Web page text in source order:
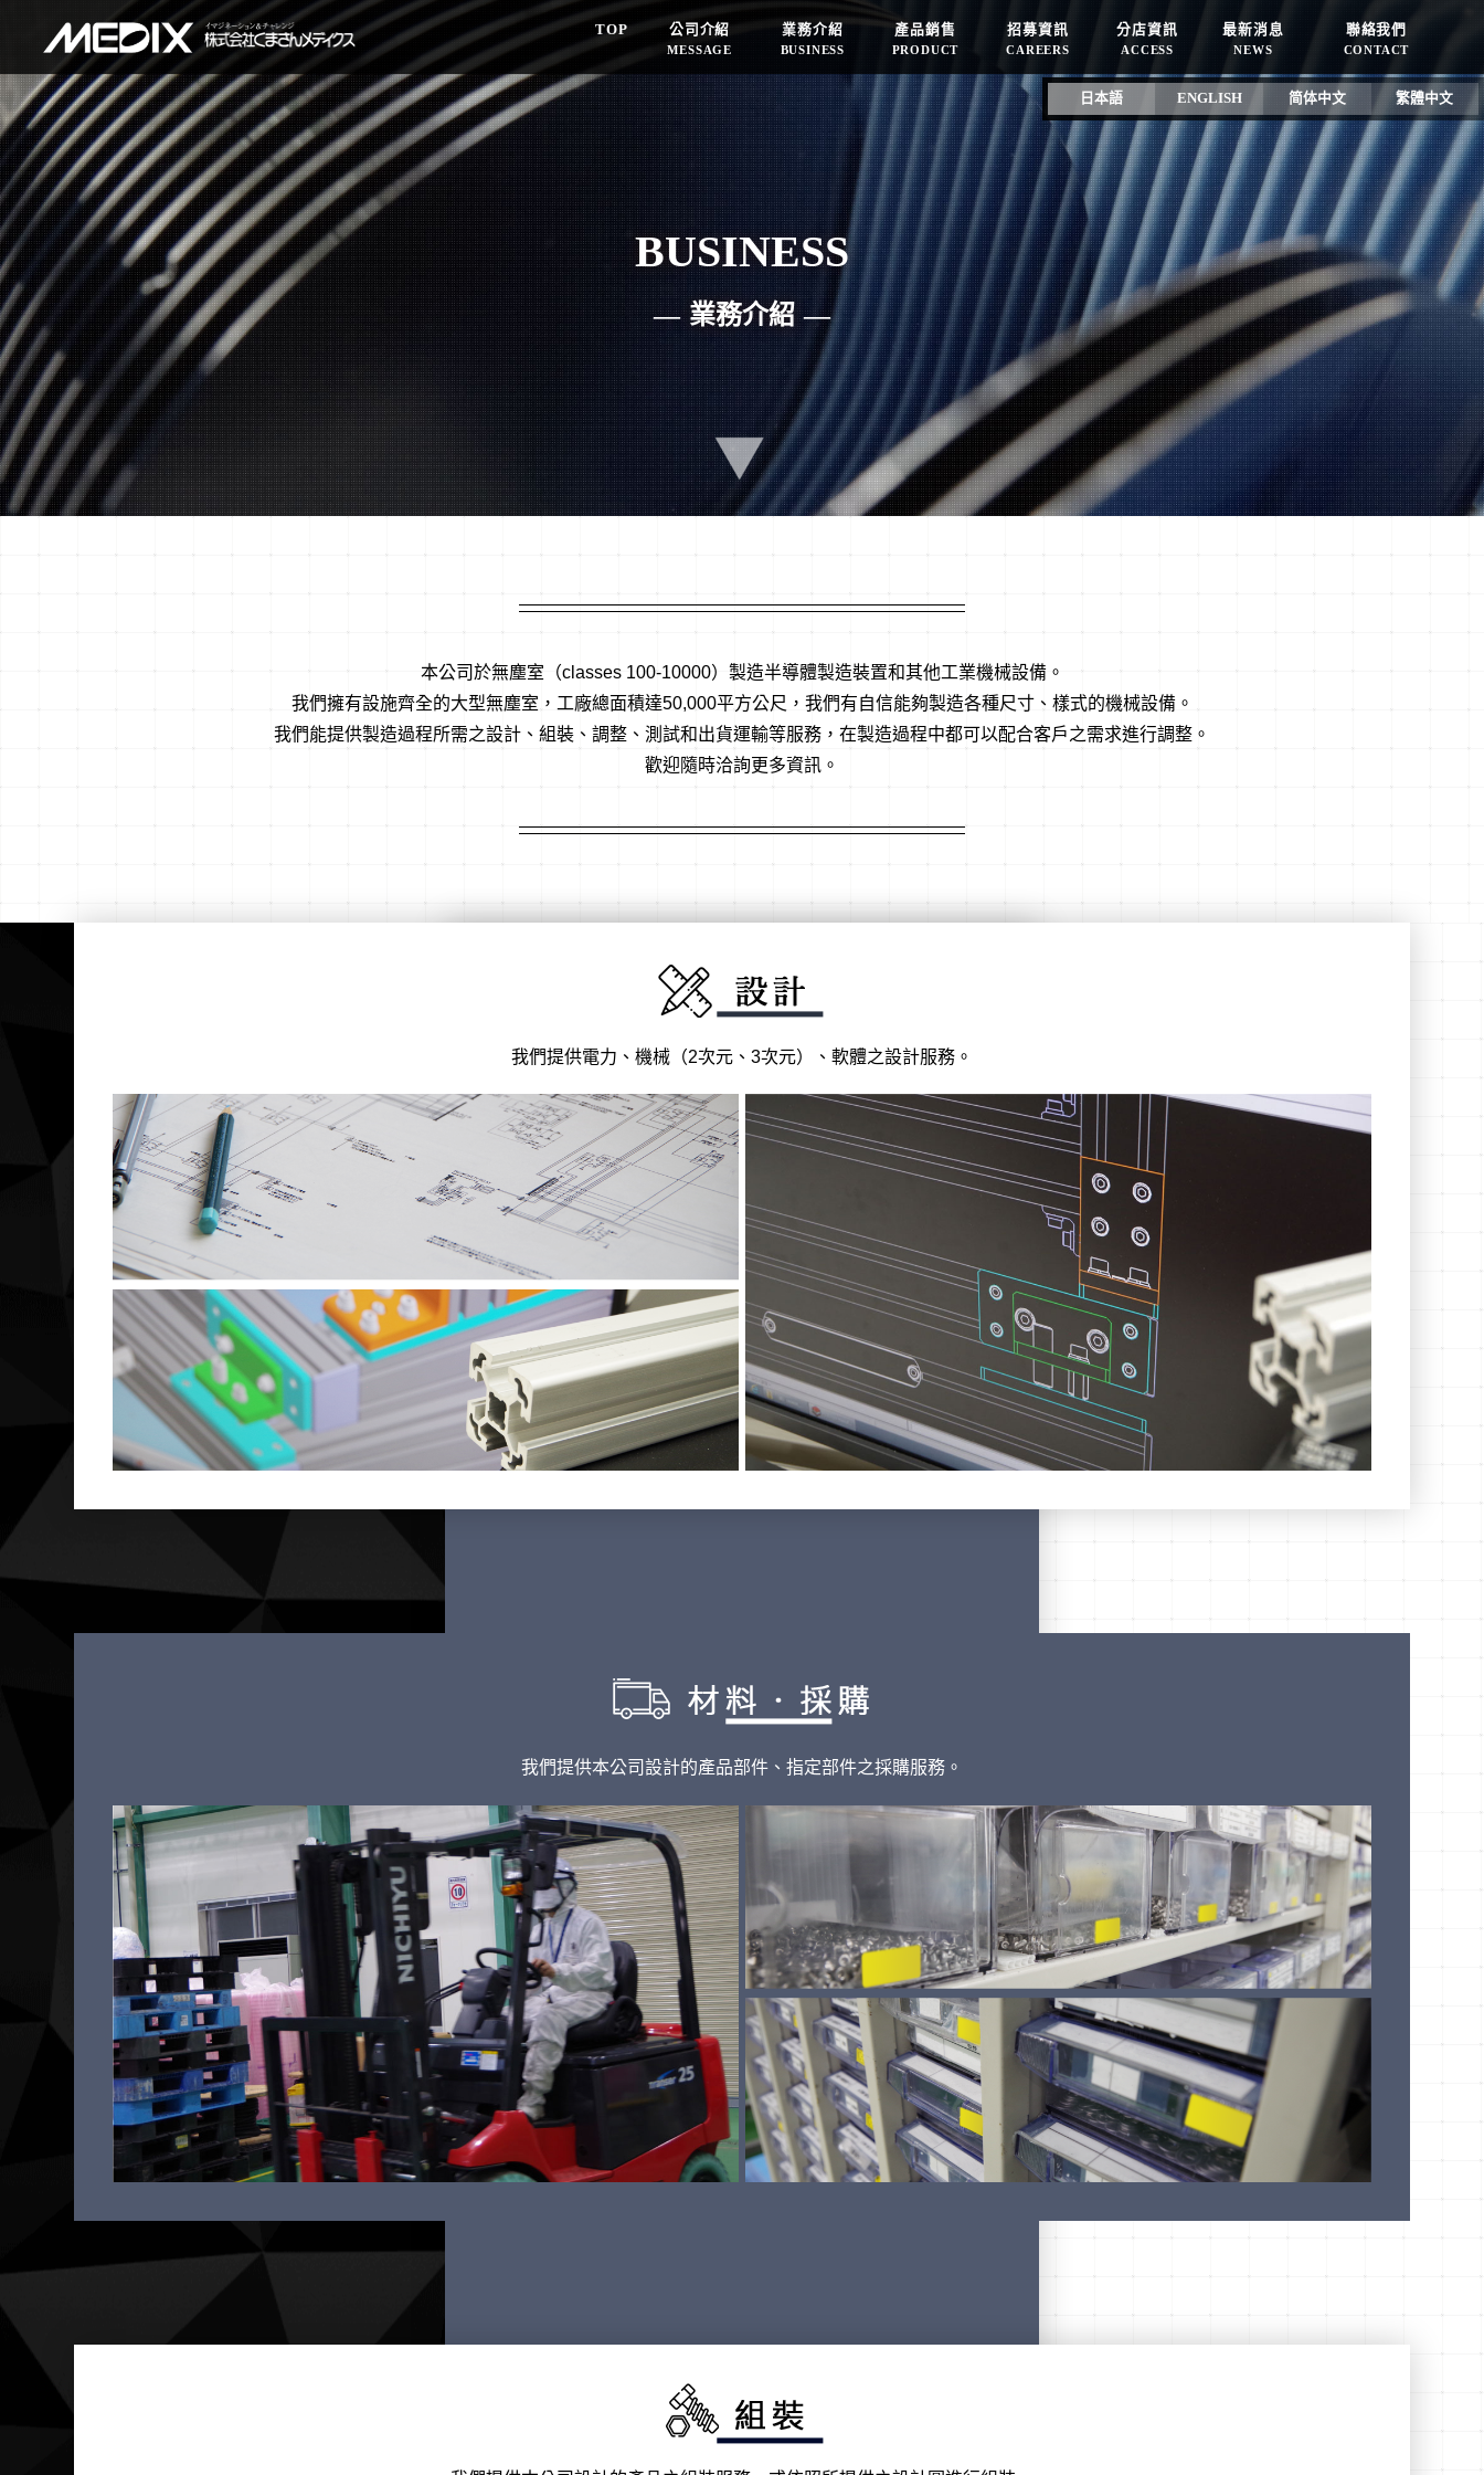
TOP 公司介紹
MESSAGE
業務介紹
BUSINESS
產品銷售
PRODUCT
招募資訊
CAREERS
分店資訊
ACCESS
最新消息
NEWS
聯絡我們
CONTACT
ENGLISH
日本語 简体中文 繁體中文
BUSINESS
業務介紹
本公司於無塵室（classes 100-10000）製造半導體製造裝置和其他工業機械設備。
我們擁有設施齊全的大型無塵室，工廠總面積達50,000平方公尺，我們有自信能夠製造各種尺寸、樣式的機械設備。
我們能提供製造過程所需之設計、組裝、調整、測試和出貨運輸等服務，在製造過程中都可以配合客戶之需求進行調整。
歡迎隨時洽詢更多資訊。
我們提供電力、機械（2次元、3次元）、軟體之設計服務。
我們提供本公司設計的產品部件、指定部件之採購服務。